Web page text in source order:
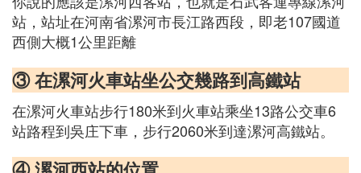
站，站址在河南省漯河市長江路西段，即老107國道
西側大概1公里距離
③ 在漯河火車站坐公交幾路到高鐵站
在漯河火車站步行180米到火車站乘坐13路公交車6
站路程到吳庄下車，步行2060米到達漯河高鐵站。